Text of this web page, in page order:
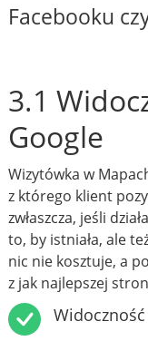
Facebooku
3.1
Google
Wizytówka w
z którego klient
zwłaszcza, jeśli
to, by istniała, ale
nic nie kosztuje, a
z jak najlepszej